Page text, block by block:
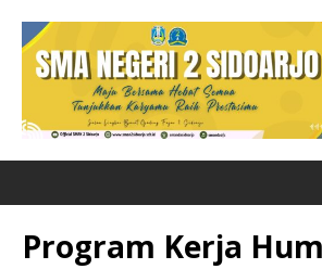
Program Kerja